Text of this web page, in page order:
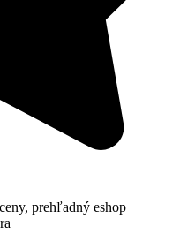
prehľadný eshop